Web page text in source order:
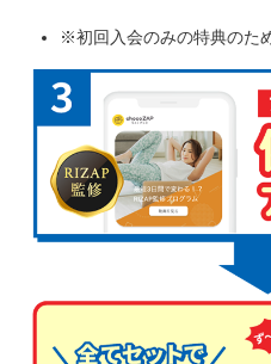
※初回入会のみの特典のた